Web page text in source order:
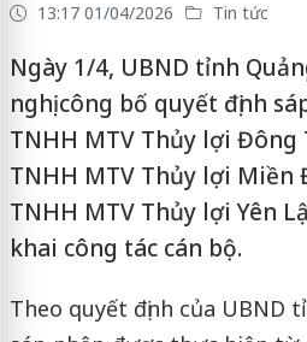
13:17 01/04/2026 Tin tức
Ngày 1/4, UBND tỉnh
nghị công bố quyết định
TNHH MTV Thủy lợi Đông
TNHH MTV Thủy lợi Miền
TNHH MTV Thủy lợi Yên
khai công tác cán bộ.
Theo quyết định của UBND